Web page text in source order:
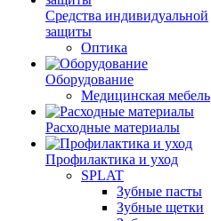
Средства индивидуальной
защиты
Оптика
Оборудование
Медицинская мебель
Расходные материалы
Профилактика и уход
SPLAT
Зубные пасты
Зубные щетки